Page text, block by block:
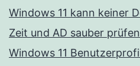
Windows 11 kann keiner
Zeit und AD sauber prüfen
Windows 11